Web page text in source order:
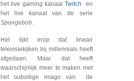
het live gaming kanaalTwitch en
het live kanaal van de serie
Spongebob.
Het lijkt erop dat lineair
televisiekijken bij millennials heeft
afgedaan. Maar dat heeft
waarschijnlijk meer te maken met
het oubollige imago van de